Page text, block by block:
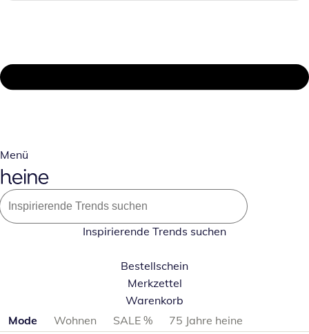
Menü
Inspirierende Trends suchen
Bestellschein
Merkzettel
Warenkorb
Produktkategorien überspringen
Mode Wohnen SALE %
75 Jahre heine